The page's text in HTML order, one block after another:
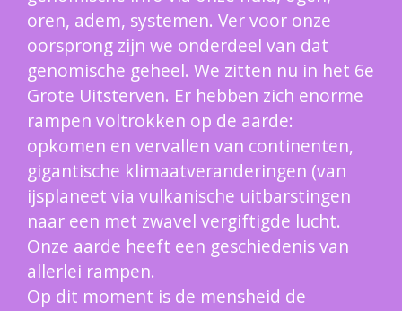
oren, adem, systemen. Ver voor onze
oorsprong zijn we onderdeel van dat
genomische geheel. We zitten nu in het 6e
Grote Uitsterven. Er hebben zich enorme
rampen voltrokken op de aarde:
opkomen en vervallen van continenten,
gigantische klimaatveranderingen (van
ijsplaneet via vulkanische uitbarstingen
naar een met zwavel vergiftigde lucht.
Onze aarde heeft een geschiedenis van
allerlei rampen.
Op dit moment is de mensheid de